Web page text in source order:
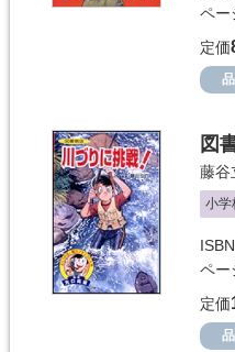
ペー
定価
図
藤谷
小学
ペー
定価